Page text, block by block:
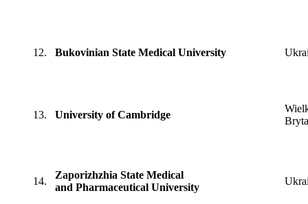
12. Bukovinian State Medical University
13. University of Cambridge
14.
Zaporizhzhia State Medical
and Pharmaceutical University